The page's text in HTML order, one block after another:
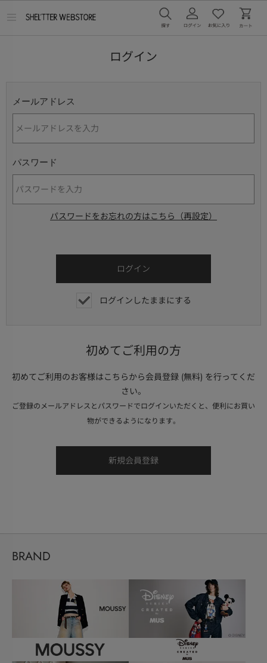
ログイン
メールアドレス
パスワード
パスワードをお忘れの方はこちら（再設定）
ログインしたままにする
初めてご利用の方
初めてご利用のお客様はこちらから会員登録 (無料) を行ってくだ
さい。
ご登録のメールアドレスとパスワードでログインいただくと、便利にお買い
物ができるようになります。
BRAND